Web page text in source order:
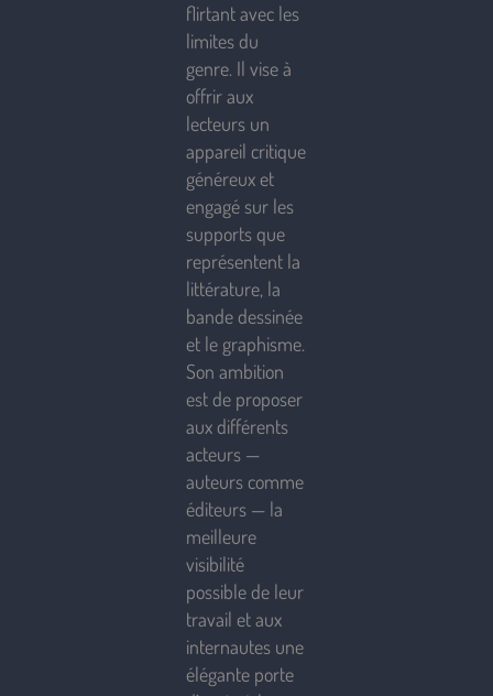
flirtant avec les
limites du
genre. Il vise à
offrir aux
lecteurs un
appareil critique
généreux et
engagé sur les
supports que
représentent la
littérature, la
bande dessinée
et le graphisme.
Son ambition
est de proposer
aux différents
acteurs —
auteurs comme
éditeurs — la
meilleure
visibilité
possible de leur
travail et aux
internautes une
élégante porte